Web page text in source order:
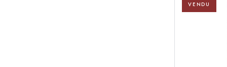
VENDU